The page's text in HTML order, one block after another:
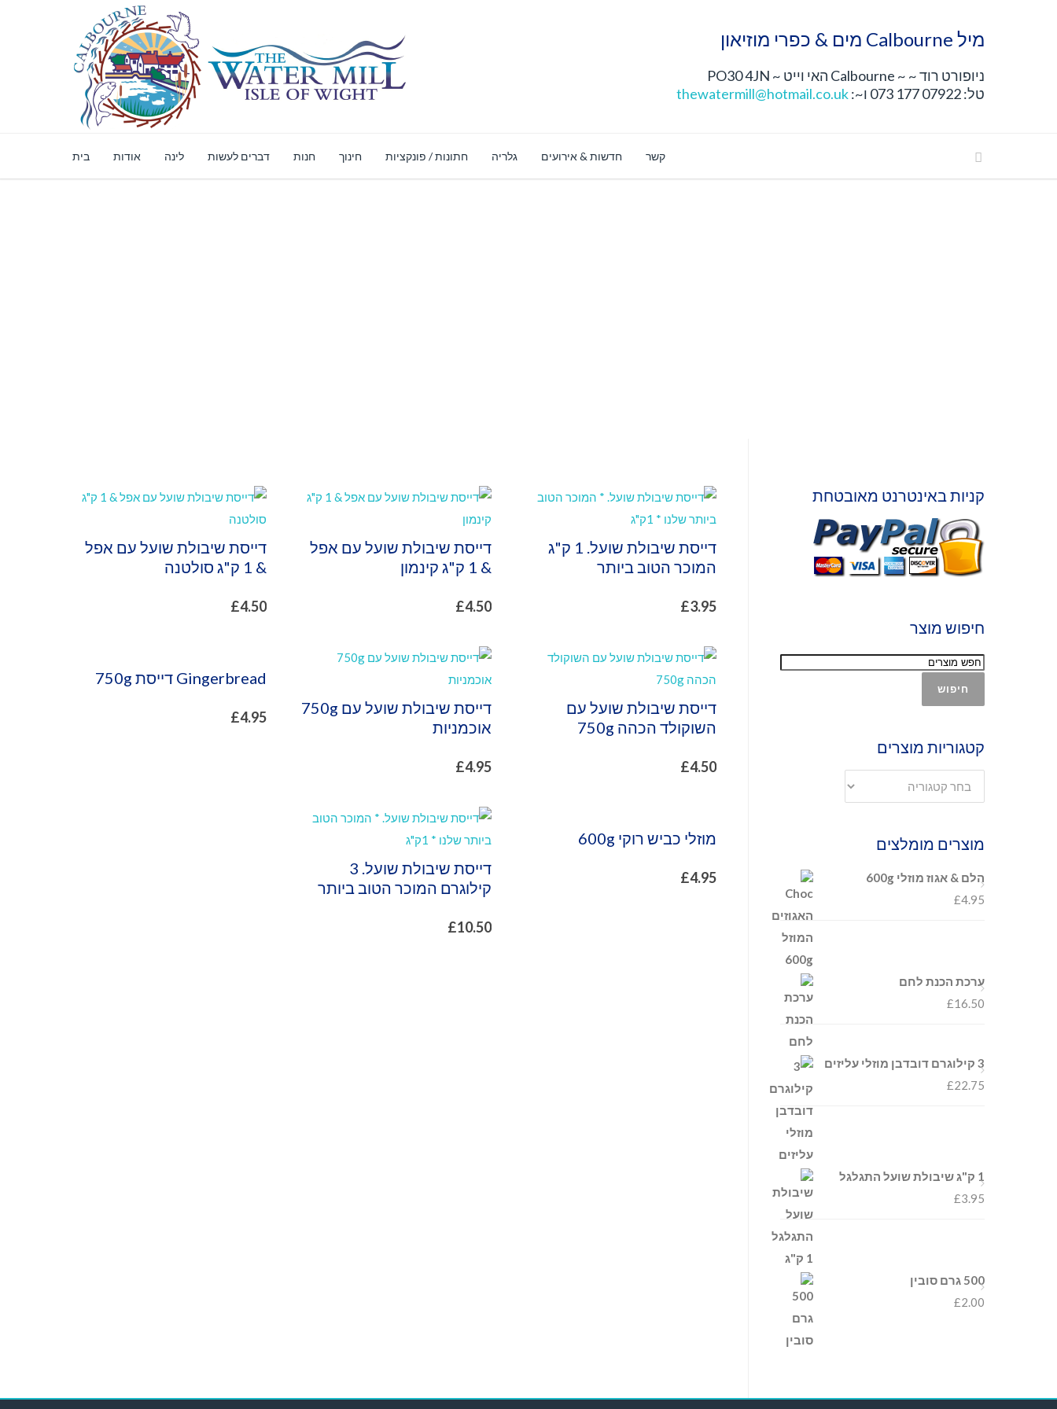
מיל Calbourne מים & כפרי מוזיאון
ניופורט רוד ~ ~ Calbourne האי וייט ~ PO30 4JN
טל: 07922 177 073 ו~:
thewatermill@hotmail.co.uk
בית אודות לינה דברים לעשות חנות חינוך חתונות / פונקציות גלריה חדשות & אירועים קשר
דייסת שיבולת שועל. 1 ק"ג
המוכר הטוב ביותר
£3.95
דייסת שיבולת שועל עם אפל
& 1 ק"ג קינמון
£4.50
דייסת שיבולת שועל עם אפל
& 1 ק"ג סולטנה
£4.50
דייסת שיבולת שועל עם
השוקולד הכהה 750g
£4.50
דייסת שיבולת שועל עם 750g
אוכמניות
£4.95
Gingerbread דייסת 750g
£4.95
מוזלי כביש רוקי 600g
£4.95
דייסת שיבולת שועל. 3
קילוגרם המוכר הטוב ביותר
£10.50
קניות באינטרנט מאובטחת
חיפוש מוצר
חיפוש
קטגוריות מוצרים
מוצרים מומלצים
הלם & אגוז מוזלי 600g
£4.95
ערכת הכנת לחם
£16.50
3 קילוגרם דובדבן מוזלי עליזים
£22.75
1 ק"ג שיבולת שועל התגלגל
£3.95
500 גרם סובין
£2.00